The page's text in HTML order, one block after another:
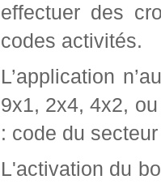
effectuer des
codes activités.
L’application
9x1, 2x4, 4x2,
: code du
L'activation du